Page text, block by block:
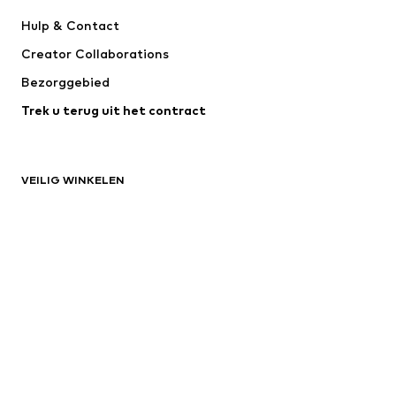
WE Fashion
Hulp & Contact
Creator Collaborations
Bezorggebied
Trek u terug uit het contract
VEILIG WINKELEN